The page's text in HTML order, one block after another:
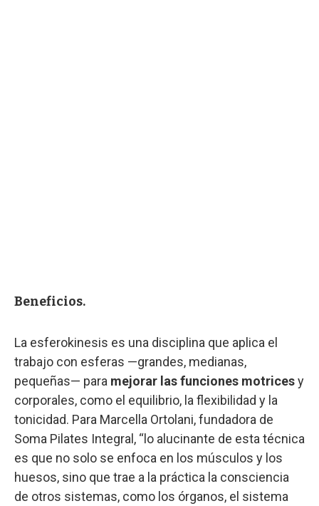
Beneficios.
La esferokinesis es una disciplina que aplica el
trabajo con esferas —grandes, medianas,
pequeñas— para mejorar las funciones motricesy
corporales, como el equilibrio, la flexibilidad y la
tonicidad. Para Marcella Ortolani, fundadora de
Soma Pilates Integral, “lo alucinante de esta técnica
es que no solo se enfoca en los músculos y los
huesos, sino que trae a la práctica la consciencia
de otros sistemas, como los órganos, el sistema